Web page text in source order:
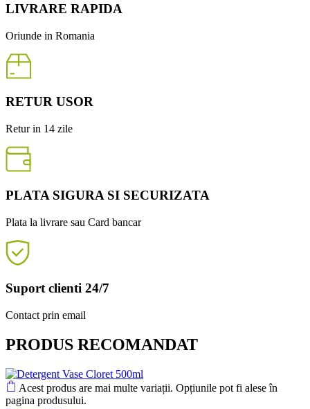
LIVRARE RAPIDA
Oriunde in Romania
RETUR USOR
Retur in 14 zile
PLATA SIGURA SI SECURIZATA
Plata la livrare sau Card bancar
Suport clienti 24/7
Contact prin email
PRODUS RECOMANDAT
Acest produs are mai multe variații. Opțiunile pot fi alese în
pagina produsului.